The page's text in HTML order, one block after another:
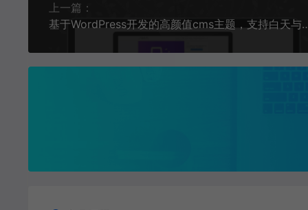
上一篇：
基于WordPress开发的高颜